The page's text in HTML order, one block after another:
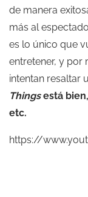
de manera
más al
es lo único que
entretener, y por
intentan resaltar
Thingsestá
etc.
https://